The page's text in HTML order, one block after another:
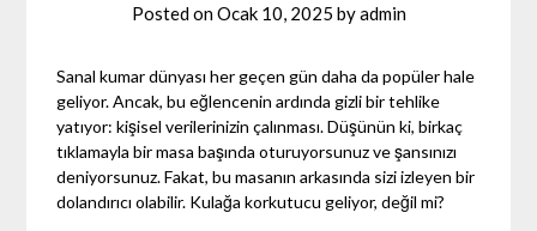
Posted onOcak 10, 2025 byadmin
Sanal kumar dünyası her geçen gün daha da popüler hale
geliyor. Ancak, bu eğlencenin ardında gizli bir tehlike
yatıyor: kişisel verilerinizin çalınması. Düşünün ki, birkaç
tıklamayla bir masa başında oturuyorsunuz ve şansınızı
deniyorsunuz. Fakat, bu masanın arkasında sizi izleyen bir
dolandırıcı olabilir. Kulağa korkutucu geliyor, değil mi?